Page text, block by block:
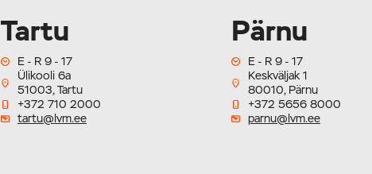
Tartu
E - R 9 - 17
Ülikooli 6a
51003, Tartu
+372 710 2000
tartu@lvm.ee
Pärnu
E - R 9 - 17
Keskväljak 1
80010, Pärnu
+372 5656 8000
parnu@lvm.ee